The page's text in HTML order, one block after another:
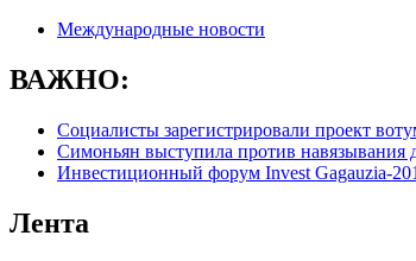
Международные новости
ВАЖНО:
Социалисты зарегистрировали проект
Симоньян выступила против навязывания
Инвестиционный форум Invest Gagauzia-
Лента